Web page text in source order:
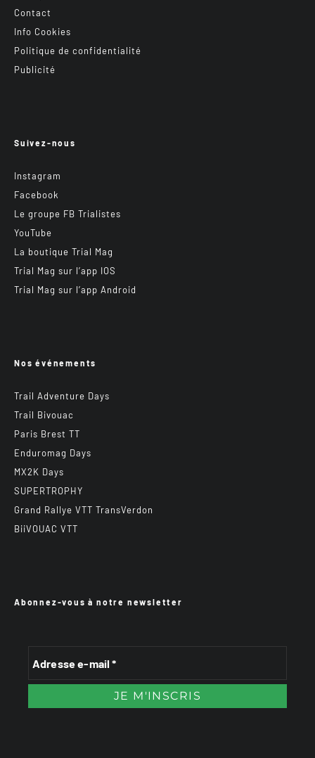
Contact
Info Cookies
Politique de confidentialité
Publicité
Suivez-nous
Instagram
Facebook
Le groupe FB Trialistes
YouTube
La boutique Trial Mag
Trial Mag sur l’app IOS
Trial Mag sur l’app Android
Nos événements
Trail Adventure Days
Trail Bivouac
Paris Brest TT
Enduromag Days
MX2K Days
SUPERTROPHY
Grand Rallye VTT TransVerdon
BiiVOUAC VTT
Abonnez-vous à notre newsletter